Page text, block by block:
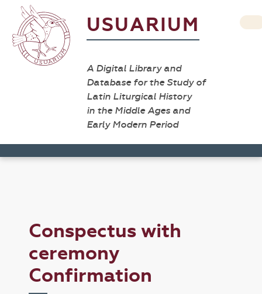
USUARIUM
A Digital Library and
Database for the Study of
Latin Liturgical History
in the Middle Ages and
Early Modern Period
Conspectus with
ceremony
Confirmation